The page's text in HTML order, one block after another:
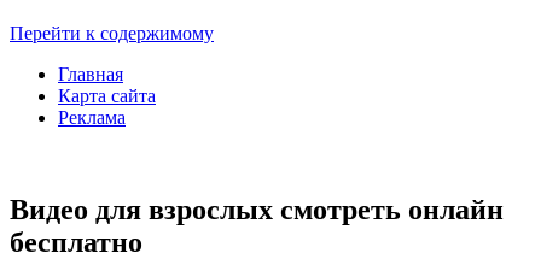
Перейти к содержимому
Главная
Карта сайта
Реклама
Видео для взрослых смотреть онлайн
бесплатно